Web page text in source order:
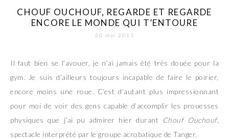
CHOUF OUCHOUF, REGARDE ET REGARDE
ENCORE LE MONDE QUI T’ENTOURE
20 mai 2011
Il faut bien se l’avouer, je n’ai jamais été très douée pour la
gym. Je suis d’ailleurs toujours incapable de faire le poirier,
encore moins une roue. C’est d’autant plus impressionnant
pour moi de voir des gens capable d’accomplir les prouesses
physiques que j’ai pu admirer hier durant
Chouf Ouchouf,
spectacle interprété par le groupe acrobatique de Tanger.